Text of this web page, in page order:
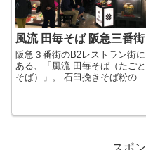
風流 田毎そば 阪急三番街
阪急３番街のB2レストラン街に
ある、「風流 田毎そば（たごと
そば）」。 石臼挽きそば粉の香